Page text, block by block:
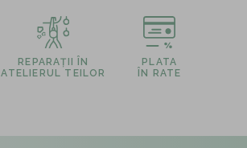
REPARAȚII ÎN
ATELIERUL TEILOR
PLATA
ÎN RATE